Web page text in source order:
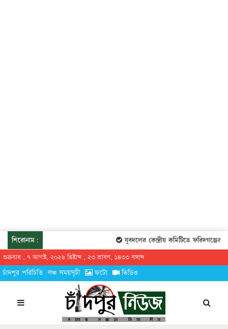
শিরোনাম: যুবদলের কেন্দ্রীয় কমিটিতে ফরিদগঞ্জের
শুক্রবার , ৭ আগস্ট, ২০২৬ খ্রিষ্টাব্দ , ২৩ শ্রাবণ, ১৪৩৩ বঙ্গাব্দ
চাঁদপুর পরিচিতি লঞ্চ সময়সূচী ফটো ভিডিও